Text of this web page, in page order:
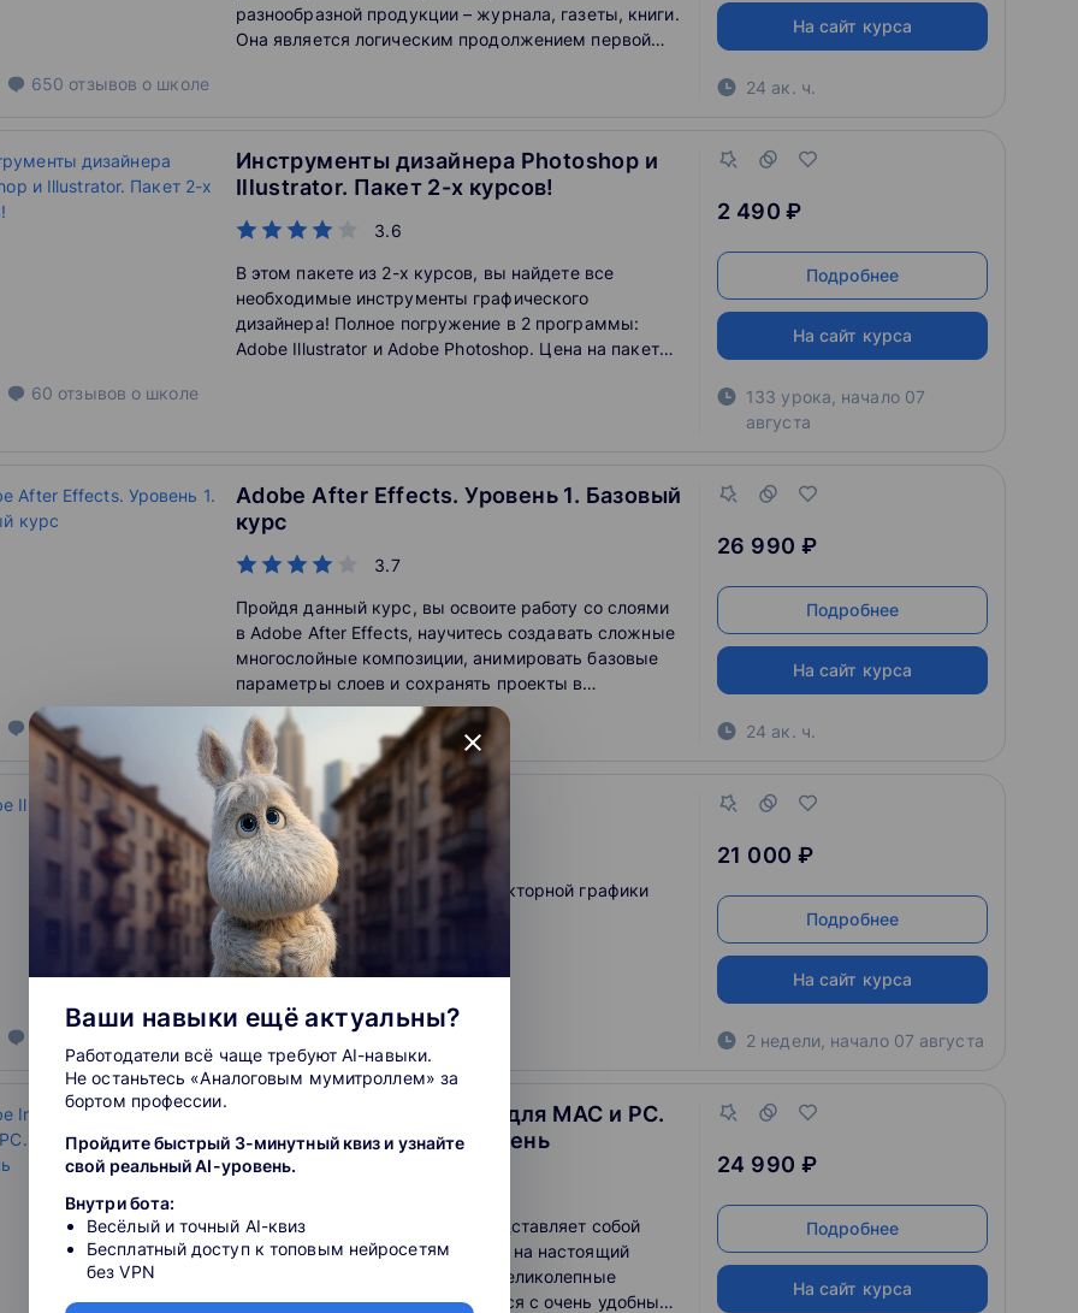
650 отзывов о школе
разнообразной продукции – журнала, газеты, книги.
Она является логическим продолжением первой
На сайт курса
24 ак. ч.
60 отзывов о школе
Инструменты дизайнера Photoshop и
Illustrator. Пакет 2-х курсов!
3.6
В этом пакете из 2-х курсов, вы найдете все
необходимые инструменты графического
дизайнера! Полное погружение в 2 программы:
Adobe Illustrator и Adobe Photoshop. Цена на пакет
2 490 ₽
Подробнее
На сайт курса
133 урока начало 07
августа
650отзывов о школе
Adobe After Effects. Уровень 1. Базовый
курс
3.7
Пройдя данный курс, вы освоите работу со слоями
в Adobe After Effects, научитесь создавать сложные
многослойные композиции, анимировать базовые
параметры слоев и сохранять проекты в
видеофайлы.
26 990 ₽
Подробнее
На сайт курса
24 ак. ч.
Adobe Illustrator с нуля
4.3
Освойте главный инструмент векторной графики
21 000 ₽
Подробнее
На сайт курса
2 недели начало 07 августа
Adobe InDesign CC/CS6 для MAC и PC.
Уровень 1. Базовый уровень
Программа Adobe InDesign представляет собой
одну из самых функциональных на настоящий
момент издательских систем. Великолепные
возможности верстки сочетаются с очень удобным
24 990 ₽
Подробнее
На сайт курса
close
Ваши навыки ещё актуальны?
Работодатели всё чаще требуют AI-навыки.
Не останьтесь «Аналоговым мумитроллем» за
бортом профессии.
Пройдите быстрый 3-минутный квиз и узнайте
свой реальный AI-уровень.
Внутри бота:
Весёлый и точный AI-квиз
Бесплатный доступ к топовым нейросетям
без VPN